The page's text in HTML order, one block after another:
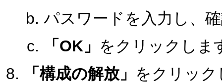
パスワードを入力し、
「OK」 をクリックしま
「構成の解放」 をクリッ